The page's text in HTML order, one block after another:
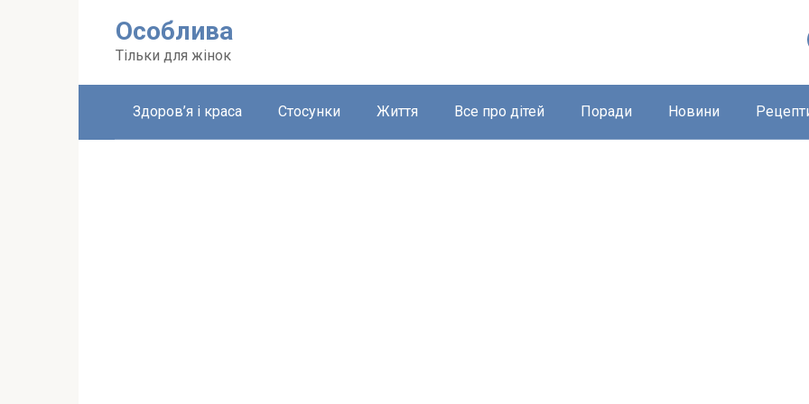
Особлива
Тільки для жінок
Здоров’я і краса Стосунки Життя Все про дітей Поради Новини